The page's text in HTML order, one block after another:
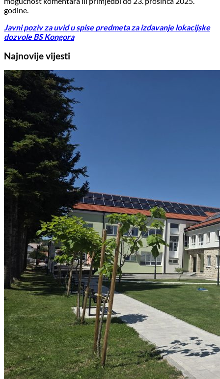
godine.
Javni poziv za uvid u spise predmeta za izdavanje lokacijske
dozvole BS Kongora
Najnovije vijesti